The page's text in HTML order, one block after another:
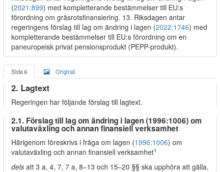
(2021:899) med kompletterande bestämmelser till EU:s
förordning om gräsrotsfinansiering. 13. Riksdagen antar
regeringens förslag till lag om ändring i lagen (2022:1746) med
kompletterande bestämmelser till EU:s förordning om en
paneuropeisk privat pensionsprodukt (PEPP-produkt).
Sida 6 Original
2. Lagtext
Regeringen har följande förslag till lagtext.
2.1. Förslag till lag om ändring i lagen (1996:1006) om
valutaväxling och annan finansiell verksamhet
Härigenom föreskrivs i fråga om lagen (1996:1006) om
valutaväxling och annan finansiell verksamhet1
dels att 3 a, 4, 7, 7 a, 8–13 och 15–20 §§ ska upphöra att gälla,